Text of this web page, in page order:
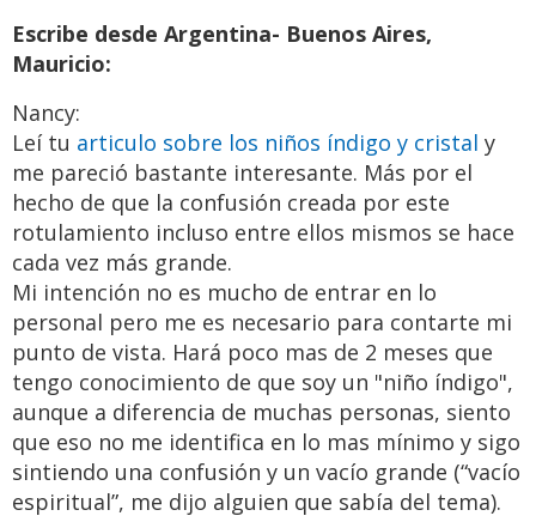
Escribe desde Argentina- Buenos Aires,
Mauricio:
Nancy:
Leí tu articulo sobre los niños índigo y cristal y
me pareció bastante interesante. Más por el
hecho de que la confusión creada por este
rotulamiento incluso entre ellos mismos se hace
cada vez más grande.
Mi intención no es mucho de entrar en lo
personal pero me es necesario para contarte mi
punto de vista. Hará poco mas de 2 meses que
tengo conocimiento de que soy un "niño índigo",
aunque a diferencia de muchas personas, siento
que eso no me identifica en lo mas mínimo y sigo
sintiendo una confusión y un vacío grande (“vacío
espiritual”, me dijo alguien que sabía del tema).